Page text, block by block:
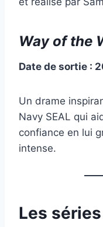
Way of the
Date de sortie :
Un drame
Navy SEAL qui
confiance en lui
intense.
Les